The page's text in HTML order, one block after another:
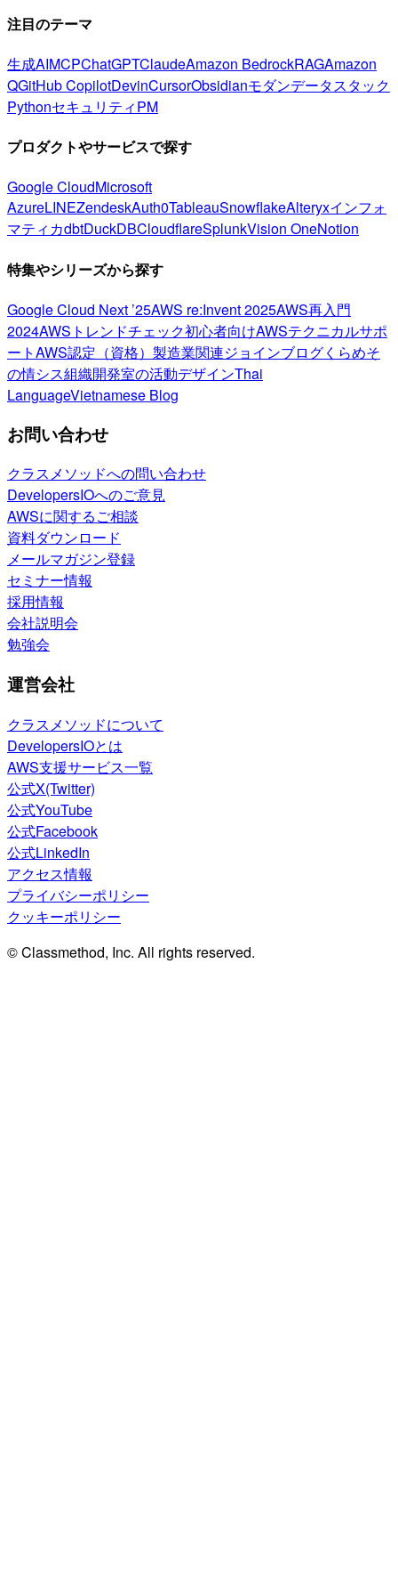
注目のテーマ
生成AIMCPChatGPTClaudeAmazon BedrockRAGAmazon
QGitHub CopilotDevinCursorObsidianモダンデータスタック
PythonセキュリティPM
プロダクトやサービスで探す
Google CloudMicrosoft
AzureLINEZendeskAuth0TableauSnowflakeAlteryxインフォ
マティカdbtDuckDBCloudflareSplunkVision OneNotion
特集やシリーズから探す
Google Cloud Next ’25AWS re:Invent 2025AWS再入門
2024AWSトレンドチェック初心者向けAWSテクニカルサポ
ートAWS認定（資格） 製造業関連ジョインブログくらめそ
の情シス組織開発室の活動デザインThai
LanguageVietnamese Blog
お問い合わせ
クラスメソッドへの問い合わせ
DevelopersIOへのご意見
AWSに関するご相談
資料ダウンロード
メールマガジン登録
セミナー情報
採用情報
会社説明会
勉強会
運営会社
クラスメソッドについて
DevelopersIOとは
AWS支援サービス一覧
公式X(Twitter)
公式YouTube
公式Facebook
公式LinkedIn
アクセス情報
プライバシーポリシー
クッキーポリシー
© Classmethod, Inc. All rights reserved.